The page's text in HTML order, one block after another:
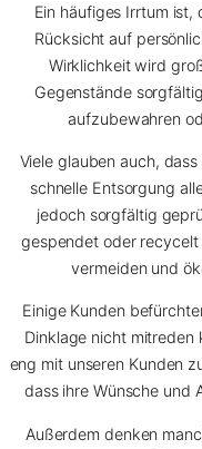
Ein häufiges Irrtum ist,
Rücksicht auf
Wirklichkeit wird
Gegenstände
aufzubewahren
Viele glauben auch,
schnelle Entsorgung
jedoch sorgfältig
gespendet oder
vermeiden und
Einige Kunden
Dinklage nicht mitreden
eng mit unseren Kunden
dass ihre Wünsche und
Außerdem denken